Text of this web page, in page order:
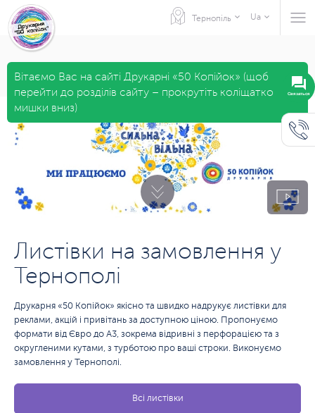
Тернопіль Ua
Вітаємо Вас на сайті Друкарні «50 Копійок» (щоб
перейти до розділів сайту – прокрутіть коліщатко
мишки вниз)
Листівки на замовлення у
Тернополі
Друкарня «50 Копійок» якісно та швидко надрукує листівки для
реклами, акцій і привітань за доступною ціною. Пропонуємо
формати від Євро до А3, зокрема відривні з перфорацією та з
округленими кутами, з турботою про ваші строки. Виконуємо
замовлення у Тернополі.
Всі листівки